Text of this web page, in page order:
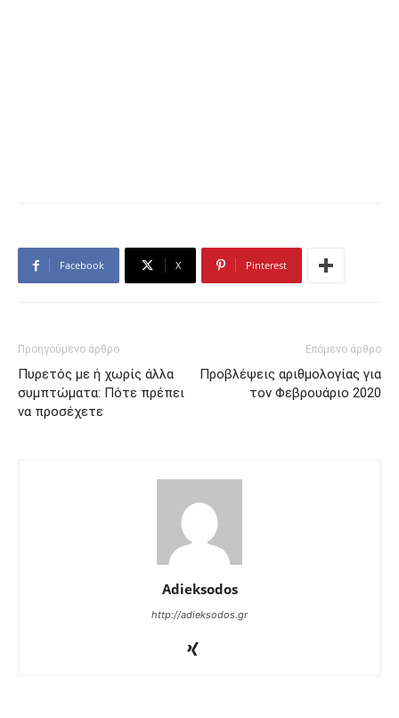
Facebook X Pinterest
Προηγούμενο άρθρο
Πυρετός με ή χωρίς άλλα
συμπτώματα: Πότε πρέπει
να προσέχετε
Επόμενο άρθρο
Προβλέψεις αριθμολογίας για
τον Φεβρουάριο 2020
Adieksodos
http://adieksodos.gr